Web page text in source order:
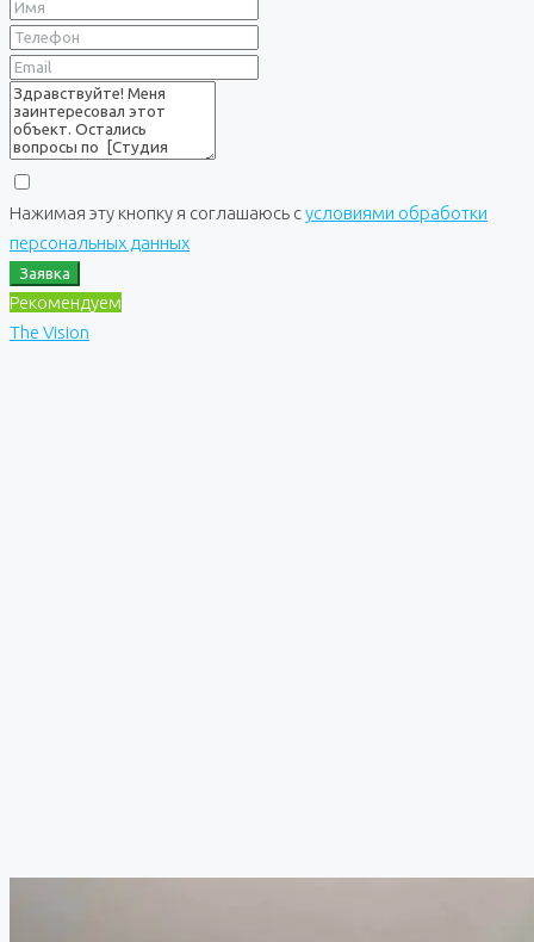
Нажимая эту кнопку я соглашаюсь сусловиями обработки
персональных данных
Заявка
Рекомендуем
The Vision